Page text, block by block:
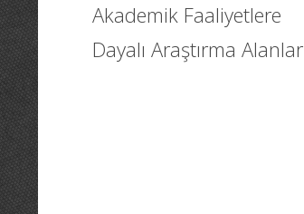
Akademik Faaliyetlere
Dayalı Araştırma